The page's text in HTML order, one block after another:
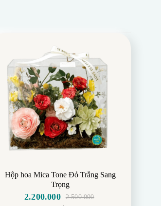
Hộp hoa Mica Tone Đỏ Trắng Sang
Trọng
2.500.000
Giá
2.200.000
Giá